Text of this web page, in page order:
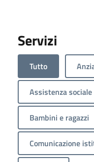
Servizi
Tutto
Assistenza sociale
Bambini e ragazzi
Comunicazione